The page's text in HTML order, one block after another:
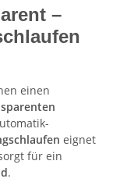
–
einen
eignet
für ein
.